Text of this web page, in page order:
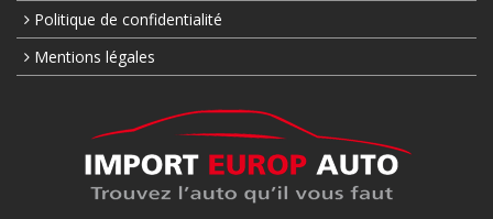
Politique de confidentialité
Mentions légales